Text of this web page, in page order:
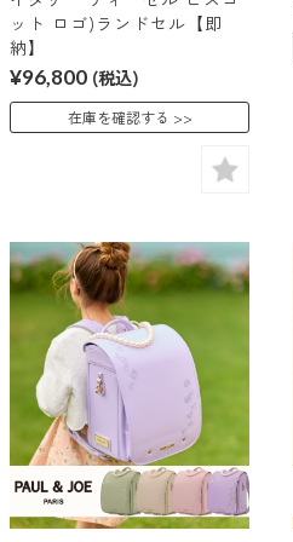
ット ロゴ)ランドセル【即
納】
¥96,800 (税込)
在庫を確認する